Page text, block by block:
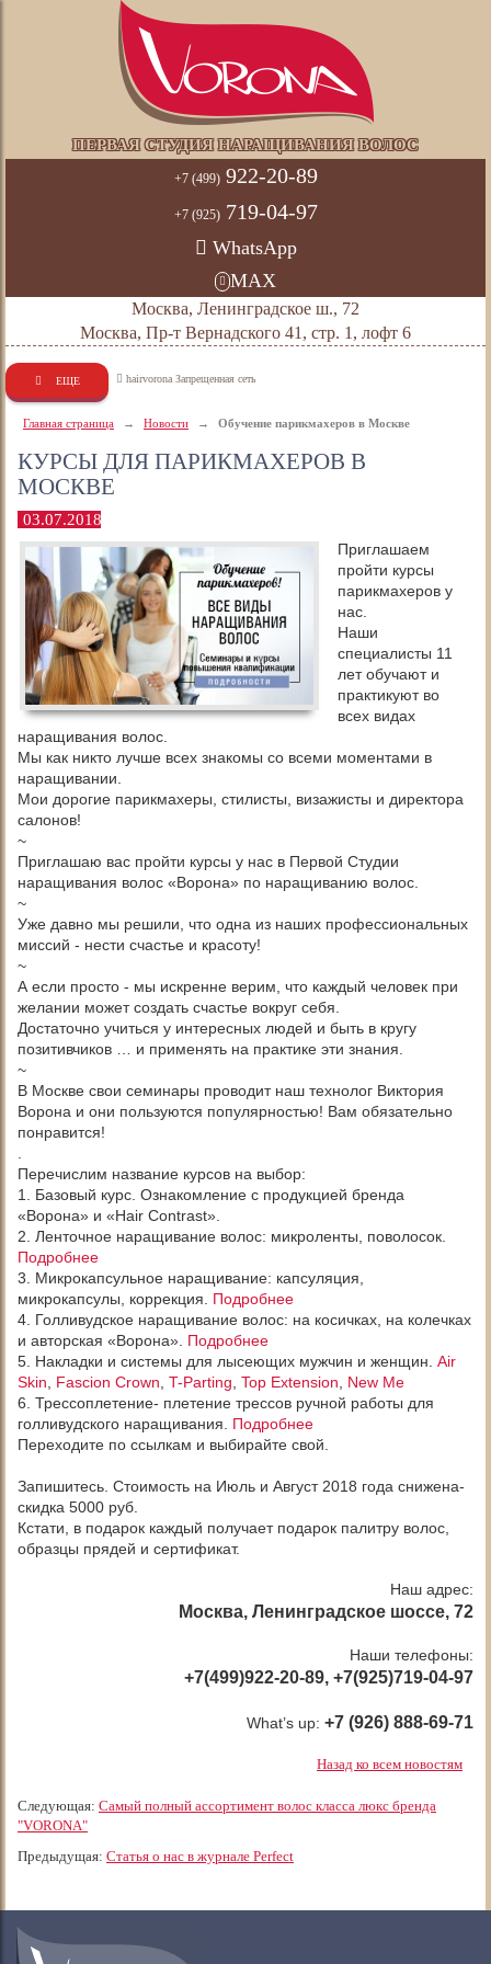
ПЕРВАЯ СТУДИЯ НАРАЩИВАНИЯ ВОЛОС
+7 (499) 922-20-89
+7 (925) 719-04-97
WhatsApp
MAX
Москва, Ленинградское ш., 72
Москва, Пр-т Вернадского 41, стр. 1, лофт 6
ЕЩЕ hairvorona Запрещенная сеть
Главная страница → Новости → Обучение парикмахеров в Москве
КУРСЫ ДЛЯ ПАРИКМАХЕРОВ В
МОСКВЕ
03.07.2018
Приглашаем
пройти курсы
парикмахеров у
нас.
Наши
специалисты 11
лет обучают и
практикуют во
всех видах
наращивания волос.
Мы как никто лучше всех знакомы со всеми моментами в
наращивании.
Мои дорогие парикмахеры, стилисты, визажисты и директора
салонов!
~
Приглашаю вас пройти курсы у нас в Первой Студии
наращивания волос «Ворона» по наращиванию волос.
~
Уже давно мы решили, что одна из наших профессиональных
миссий - нести счастье и красоту!
~
А если просто - мы искренне верим, что каждый человек при
желании может создать счастье вокруг себя.
Достаточно учиться у интересных людей и быть в кругу
позитивчиков … и применять на практике эти знания.
~
В Москве свои семинары проводит наш технолог Виктория
Ворона и они пользуются популярностью! Вам обязательно
понравится!
Перечислим название курсов на выбор:
1. Базовый курс. Ознакомление с продукцией бренда
«Ворона» и «Hair Contrast».
2. Ленточное наращивание волос: микроленты, поволосок.
Подробнее
3. Микрокапсульное наращивание: капсуляция,
микрокапсулы, коррекция. Подробнее
4. Голливудское наращивание волос: на косичках, на колечках
и авторская «Ворона». Подробнее
5. Накладки и системы для лысеющих мужчин и женщин. Air
Skin
Fascion Crown T-Parting Top Extension
New Me
6. Трессоплетение- плетение трессов ручной работы для
голливудского наращивания. Подробнее
Переходите по ссылкам и выбирайте свой.
Запишитесь. Стоимость на Июль и Август 2018 года снижена-
скидка 5000 руб.
Кстати, в подарок каждый получает подарок палитру волос,
образцы прядей и сертификат.
Наш адрес:
Москва, Ленинградское шоссе, 72
Наши телефоны:
+7(499)922-20-89, +7(925)719-04-97
What’s up: +7 (926) 888-69-71
Назад ко всем новостям
Следующая: Самый полный ассортимент волос класса люкс бренда
"VORONA"
Предыдущая: Статья о нас в журнале Perfect